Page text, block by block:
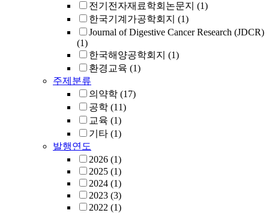
전기전자재료학회논문지 (1)
한국기계가공학회지 (1)
Journal of Digestive Cancer Research (JDCR)
(1)
한국해양공학회지 (1)
환경교육 (1)
주제분류
의약학 (17)
공학 (11)
교육 (1)
기타 (1)
발행연도
2026 (1)
2025 (1)
2024 (1)
2023 (3)
2022 (1)